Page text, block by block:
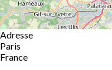
Adresse
Paris
France